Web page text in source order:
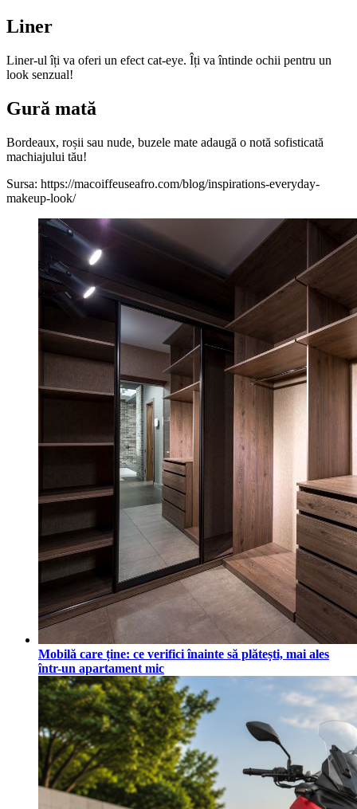
Liner
Liner-ul îți va oferi un efect cat-eye. Îți va întinde ochii pentru un
look senzual!
Gură mată
Bordeaux, roșii sau nude, buzele mate adaugă o notă sofisticată
machiajului tău!
Sursa: https://macoiffeuseafro.com/blog/inspirations-everyday-
makeup-look/
Mobilă care ține: ce verifici înainte să plătești, mai ales
într-un apartament mic